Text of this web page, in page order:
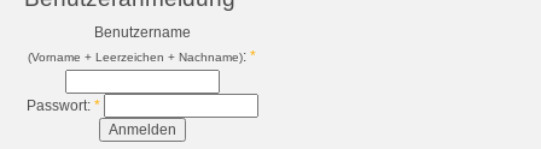
Benutzername
(Vorname + Leerzeichen + Nachname): *
Passwort: *